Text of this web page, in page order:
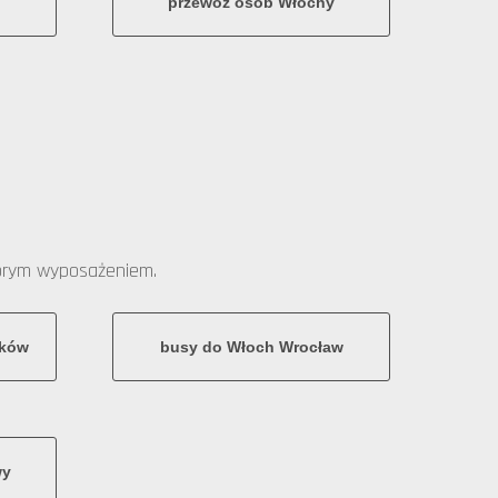
wyposażeniem.
busy do Włoch Wrocław